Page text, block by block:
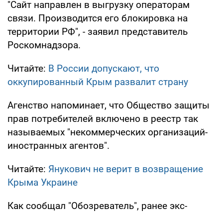
"Сайт направлен в выгрузку операторам
связи. Производится его блокировка на
территории РФ", - заявил представитель
Роскомнадзора.
Читайте: В России допускают, что
оккупированный Крым развалит страну
Агенство напоминает, что Общество защиты
прав потребителей включено в реестр так
называемых "некоммерческих организаций-
иностранных агентов".
Читайте: Янукович не верит в возвращение
Крыма Украине
Как сообщал "Обозреватель", ранее экс-